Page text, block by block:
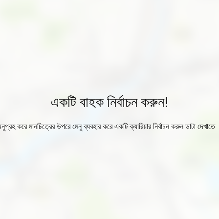
একটি বাহক নির্বাচন করুন!
করে মানচিত্রের উপরে মেনু ব্যবহার করে একটি ক্যারিয়ার নির্বাচন করুন ডাটা